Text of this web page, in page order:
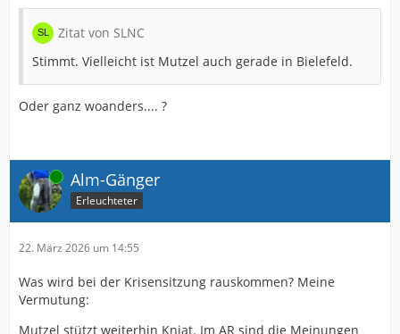
Zitat von SLNC
Stimmt. Vielleicht ist Mutzel auch gerade in Bielefeld.
Oder ganz woanders.... ?
Online Alm-Gänger
Erleuchteter
22. März 2026 um 14:55
Was wird bei der Krisensitzung rauskommen? Meine
Vermutung:
Mutzel stützt weiterhin Kniat. Im AR sind die Meinungen